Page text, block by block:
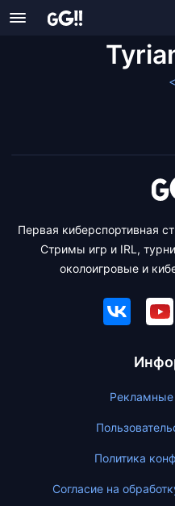
Первая киберспортивная
Стримы игр и IRL,
околоигровые и
Политика
Согласие на